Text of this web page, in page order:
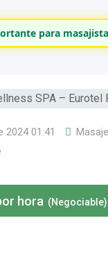
para
2024 01:41
hora (Negociable)